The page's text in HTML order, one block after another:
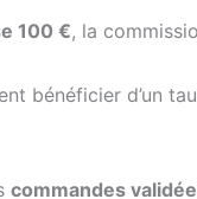
100 €, la
bénéficier d’un
commandes